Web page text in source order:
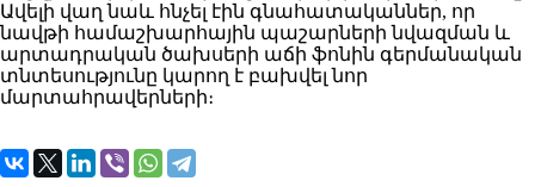
Ավելի վաղ նաև հնչել էին գնահատականներ, որ
նավթի համաշխարհային պաշարների նվազման և
արտադրական ծախսերի աճի ֆոնին գերմանական
տնտեսությունը կարող է բախվել նոր
մարտահրավերների։